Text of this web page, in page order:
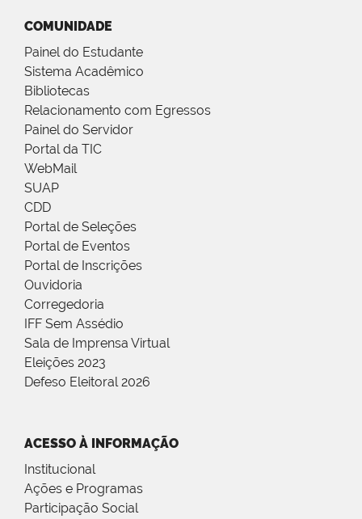
COMUNIDADE
Painel do Estudante
Sistema Acadêmico
Bibliotecas
Relacionamento com Egressos
Painel do Servidor
Portal da TIC
WebMail
SUAP
CDD
Portal de Seleções
Portal de Eventos
Portal de Inscrições
Ouvidoria
Corregedoria
IFF Sem Assédio
Sala de Imprensa Virtual
Eleições 2023
Defeso Eleitoral 2026
ACESSO À INFORMAÇÃO
Institucional
Ações e Programas
Participação Social